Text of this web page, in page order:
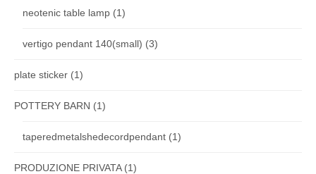
neotenic table lamp (1)
vertigo pendant 140(small) (3)
plate sticker (1)
POTTERY BARN (1)
taperedmetalshedecordpendant (1)
PRODUZIONE PRIVATA(1)